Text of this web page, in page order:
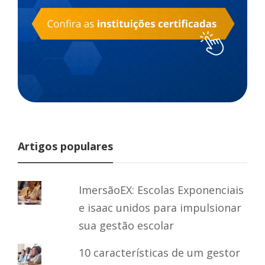
Artigos populares
ImersãoEX: Escolas Exponenciais
e isaac unidos para impulsionar
sua gestão escolar
10 características de um gestor